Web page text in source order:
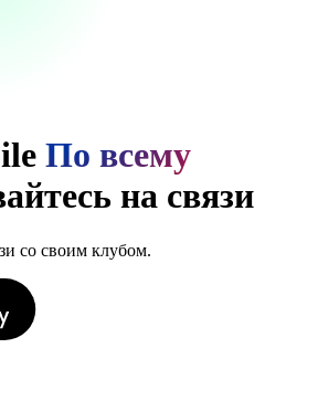
По всему
на связи
со своим клубом.